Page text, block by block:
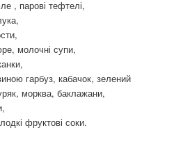
, парові тефтелі,
молочні супи,
гарбуз, кабачок, зелений
морква, баклажани,
фруктові соки.